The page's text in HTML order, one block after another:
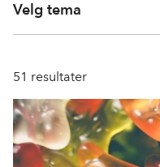
Velg tema
51 resultater